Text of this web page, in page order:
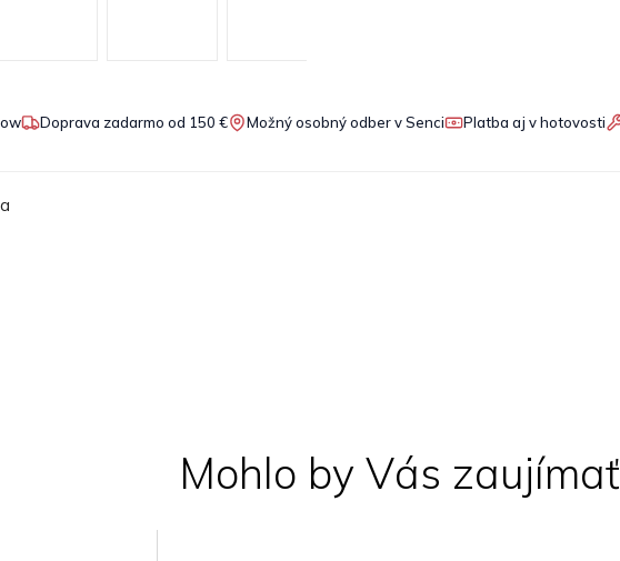
Doprava zadarmo od 150 € Možný osobný odber v Senci Platba aj v hotovosti
Mohlo by Vás zaujímať